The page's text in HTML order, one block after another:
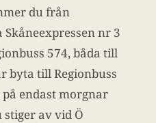
du från
nr 3
574, båda till
byta till Regionbuss
på endast morgnar
stiger av vid Ö